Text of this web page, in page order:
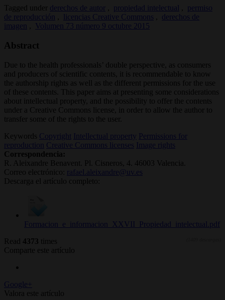
Tagged under
derechos de autor propiedad intelectual
permiso
de reproducción
licencias Creative Commons
derechos de
imagen
Volumen 73 número 9 octubre 2015
Abstract
Due to the health professionals’ double perspective, as consumers
and producers of scientific contents, it is recommendable to know
the authorship rights as well as the different permissions for the use
of these contents. This paper aims at presenting some considerations
about intellectual property, and the possibility to offer the contents
under a Creative Commons license, in order to allow the author to
transfer some of the rights to the user.
Keywords Copyright Intellectual property Permissions for
reproduction
Creative Commons licenses Image rights
Correspondencia:
R. Aleixandre Benavent. Pl. Cisneros, 4. 46003 Valencia.
Correo electrónico:
rafael.aleixandre@uv.es
Descarga el artículo completo:
Formacion_e_informacion_XXVII_Propiedad_intelectual.pdf
Read 4373 times
Comparte este artículo
Google+
Valora este artículo